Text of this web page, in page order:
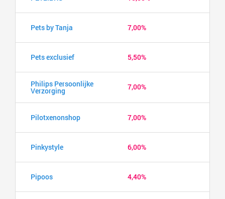
Pets by Tanja 7,00%
Pets exclusief 5,50%
Philips Persoonlijke
Verzorging 7,00%
Pilotxenonshop 7,00%
Pinkystyle 6,00%
Pipoos 4,40%